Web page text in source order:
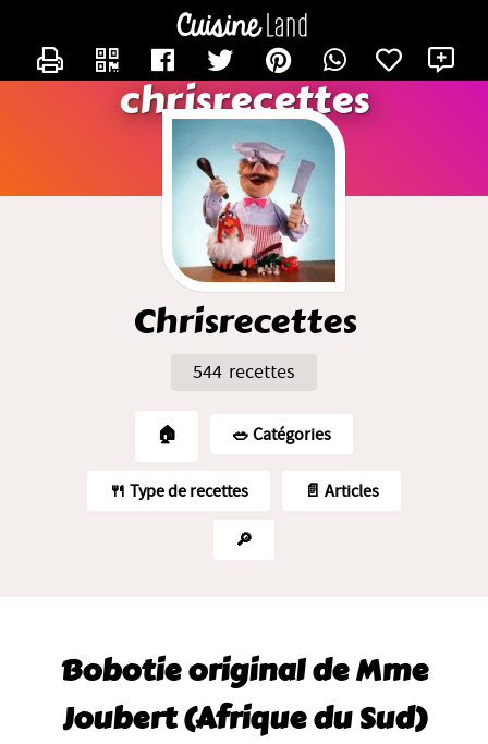
chrisrecettes
Chrisrecettes
544 recettes
🏠 🥗️ Catégories
🍴 Type de recettes 📄 Articles
🔎
Bobotie original de Mme
Joubert (Afrique du Sud)
CONTACTER CHRISRECETTES